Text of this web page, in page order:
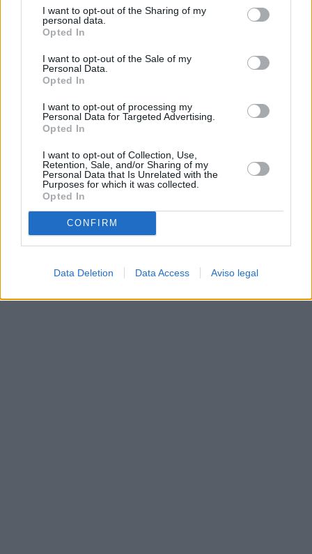
de su consentimiento, pero usted tiene el derecho de
rechazar tal procesamiento. Sus preferencias se aplicarán
cualquier momento entrando de nuevo en este sitio web o
visitando nuestra política de privacidad.
I want to opt-out of the Sharing of my
personal data.
Opted In
I want to opt-out of the Sale of my
Personal Data.
Opted In
I want to opt-out of processing my
Personal Data for Targeted Advertising.
Opted In
I want to opt-out of Collection, Use,
Retention, Sale, and/or Sharing of my
Personal Data that Is Unrelated with the
Purposes for which it was collected.
Opted In
CONFIRM
Data Deletion Data Access Aviso legal